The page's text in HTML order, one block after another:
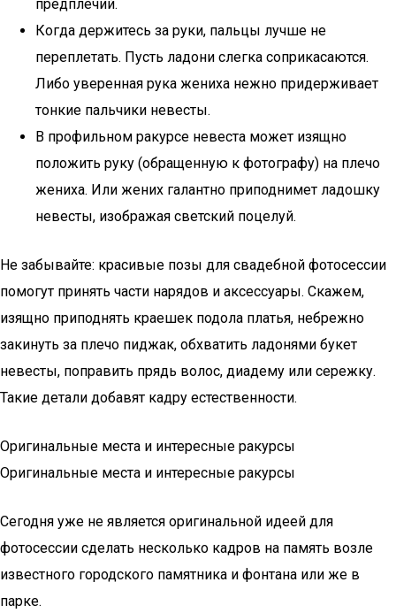
предплечий.
Когда держитесь за руки, пальцы лучше не
переплетать. Пусть ладони слегка соприкасаются.
Либо уверенная рука жениха нежно придерживает
тонкие пальчики невесты.
В профильном ракурсе невеста может изящно
положить руку (обращенную к фотографу) на плечо
жениха. Или жених галантно приподнимет ладошку
невесты, изображая светский поцелуй.
Не забывайте: красивые позы для свадебной фотосессии
помогут принять части нарядов и аксессуары. Скажем,
изящно приподнять краешек подола платья, небрежно
закинуть за плечо пиджак, обхватить ладонями букет
невесты, поправить прядь волос, диадему или сережку.
Такие детали добавят кадру естественности.
Оригинальные места и интересные ракурсы
Оригинальные места и интересные ракурсы
Сегодня уже не является оригинальной идеей для
фотосессии сделать несколько кадров на память возле
известного городского памятника и фонтана или же в
парке.